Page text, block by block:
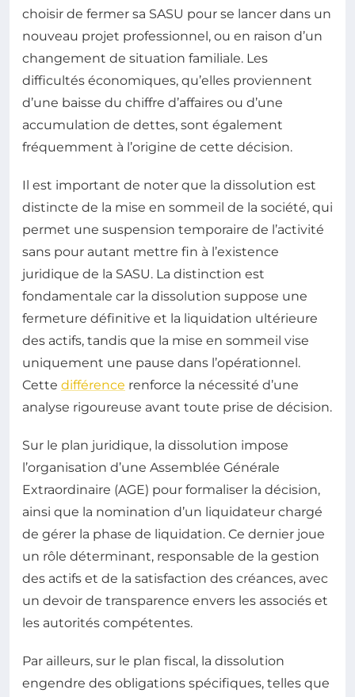
choisir de fermer sa SASU pour se lancer dans un
nouveau projet professionnel, ou en raison d’un
changement de situation familiale. Les
difficultés économiques, qu’elles proviennent
d’une baisse du chiffre d’affaires ou d’une
accumulation de dettes, sont également
fréquemment à l’origine de cette décision.
Il est important de noter que la dissolution est
distincte de la mise en sommeil de la société, qui
permet une suspension temporaire de l’activité
sans pour autant mettre fin à l’existence
juridique de la SASU. La distinction est
fondamentale car la dissolution suppose une
fermeture définitive et la liquidation ultérieure
des actifs, tandis que la mise en sommeil vise
uniquement une pause dans l’opérationnel.
Cette différence renforce la nécessité d’une
analyse rigoureuse avant toute prise de décision.
Sur le plan juridique, la dissolution impose
l’organisation d’une Assemblée Générale
Extraordinaire (AGE) pour formaliser la décision,
ainsi que la nomination d’un liquidateur chargé
de gérer la phase de liquidation. Ce dernier joue
un rôle déterminant, responsable de la gestion
des actifs et de la satisfaction des créances, avec
un devoir de transparence envers les associés et
les autorités compétentes.
Par ailleurs, sur le plan fiscal, la dissolution
engendre des obligations spécifiques, telles que